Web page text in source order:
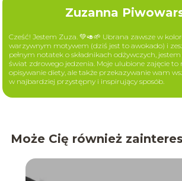
Zuzanna
Cześć! Jestem Zuza. 💚🥑🌱 Ubrana zawsze w
warzywnym motywem (dziś jest to awokado) i
pełnym notatek o składnikach odżywczych,
świat zdrowego jedzenia. Moje ulubione zajęcie to
opisywanie diety, ale także przekazywanie wam
w najbardziej przystępny i inspirujący sposób.
Może Cię również